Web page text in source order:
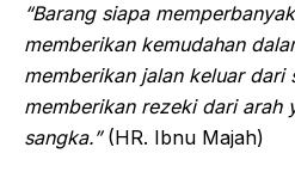
“Barang siapa
memberikan kemudahan
memberikan jalan keluar dari
memberikan rezeki dari arah
sangka.”(HR. Ibnu Majah)